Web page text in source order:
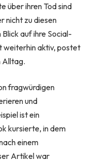
über ihren Tod sind
nicht zu diesen
auf ihre Social-
weiterhin aktiv, postet
Alltag.
fragwürdigen
und
ist ein
kursierte, in dem
einem
Artikel war